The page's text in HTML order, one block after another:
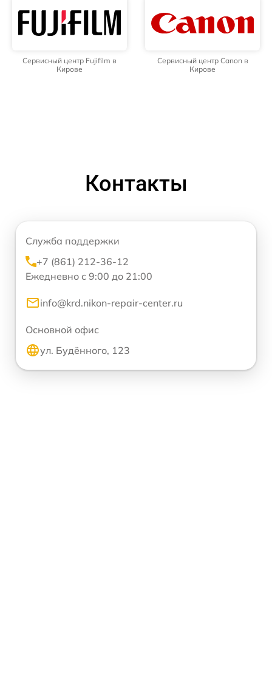
Сервисный центр Fujifilm в
Кирове
Сервисный центр Canon в
Кирове
Контакты
Служба поддержки
+7 (861) 212-36-12
Ежедневно с 9:00 до 21:00
info@krd.nikon-repair-center.ru
Основной офис
ул. Будённого, 123